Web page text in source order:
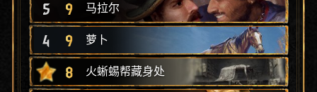
5 9 马拉尔
4 9 萝卜
8 火蜥蜴帮藏身处